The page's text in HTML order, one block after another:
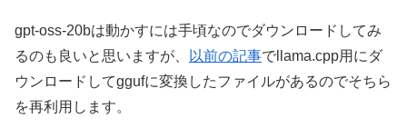
gpt-oss-20bは動かすには手頃なのでダウンロードしてみ
るのも良いと思いますが、
以前の記事でllama.cpp用にダ
ウンロードしてggufに変換したファイルがあるのでそちら
を再利用します。